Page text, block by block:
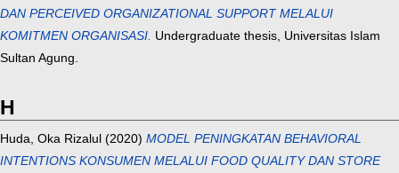
DAN PERCEIVED ORGANIZATIONAL SUPPORT MELALUI
KOMITMEN ORGANISASI. Undergraduate thesis, Universitas Islam
Sultan Agung.
H
Huda, Oka Rizalul (2020) MODEL PENINGKATAN BEHAVIORAL
INTENTIONS KONSUMEN MELALUI FOOD QUALITY DAN STORE